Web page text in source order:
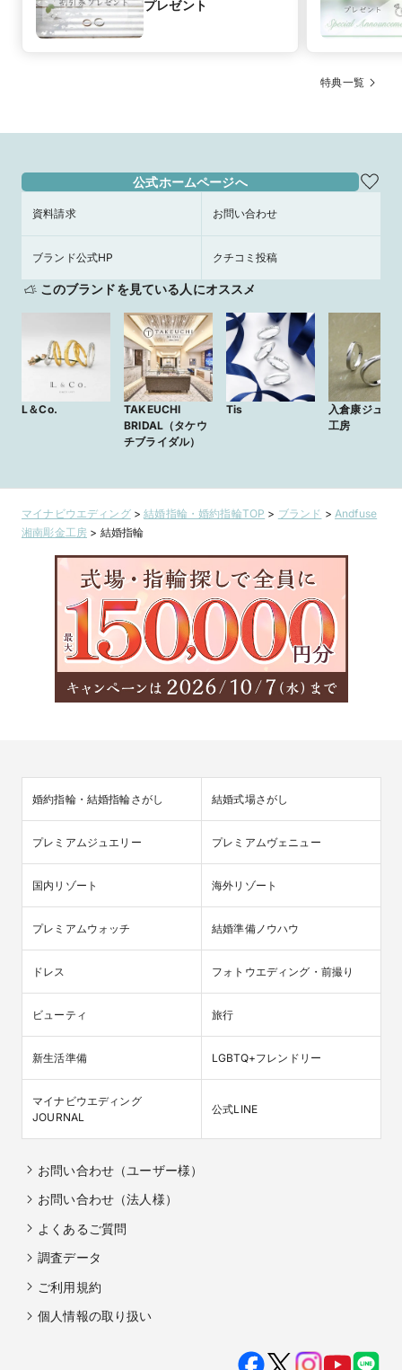
プレゼント
特典一覧
公式ホームページへ
資料請求 お問い合わせ
ブランド公式HP クチコミ投稿
このブランドを見ている人にオススメ
L＆Co.
TAKEUCHI
BRIDAL（タケウ
チブライダル）
Tis
入倉康ジュエ
工房
マイナビウエディング>結婚指輪・婚約指輪TOP > ブランド > Andfuse
湘南彫金工房 > 結婚指輪
婚約指輪・結婚指輪さがし 結婚式場さがし
プレミアムジュエリー プレミアムヴェニュー
国内リゾート 海外リゾート
プレミアムウォッチ 結婚準備ノウハウ
ドレス フォトウエディング・前撮り
ビューティ 旅行
新生活準備 LGBTQ+フレンドリー
マイナビウエディング
JOURNAL
公式LINE
お問い合わせ（ユーザー様）
お問い合わせ（法人様）
よくあるご質問
調査データ
ご利用規約
個人情報の取り扱い